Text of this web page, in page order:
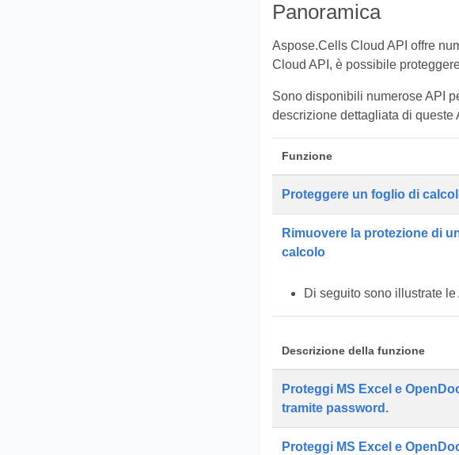
Panoramica
Aspose.Cells Cloud API offre
Cloud API, è possibile
Sono disponibili numerose API
descrizione dettagliata di queste
Funzione
Proteggere un foglio di
Rimuovere la protezione di
calcolo
Di seguito sono illustrate
Descrizione della funzione
Proteggi MS Excel e
tramite password.
Proteggi MS Excel e